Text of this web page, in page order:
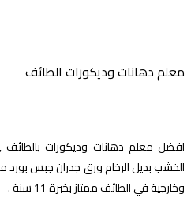
معلم دهانات وديكورات الطائف
افضل معلم دهانات وديكورات
الخشب بديل الرخام ورق جدران جبس بورد
وخارجية في الطائف ممتاز بخبرة 11 سنة .